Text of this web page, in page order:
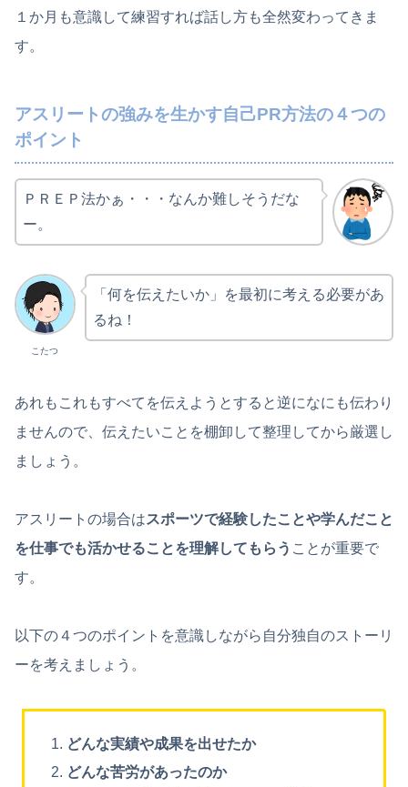
１か月も意識して練習すれば話し方も全然変わってきま
す。
アスリートの強みを生かす自己PR方法の４つの
ポイント
ＰＲＥＰ法かぁ・・・なんか難しそうだな
ー。
こたつ
「何を伝えたいか」を最初に考える必要があ
るね！
あれもこれもすべてを伝えようとすると逆になにも伝わり
ませんので、伝えたいことを棚卸して整理してから厳選し
ましょう。
アスリートの場合はスポーツで経験したことや学んだこと
を仕事でも活かせることを理解してもらう ことが重要で
す。
以下の４つのポイントを意識しながら自分独自のストーリ
ーを考えましょう。
どんな実績や成果を出せたか
どんな苦労があったのか